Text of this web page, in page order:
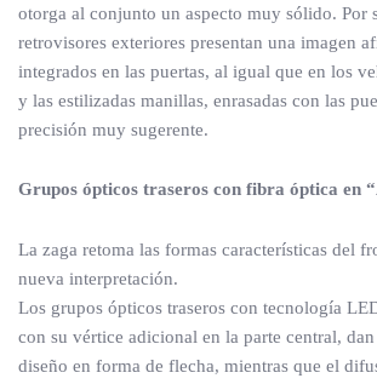
otorga al conjunto un aspecto muy sólido. Por
retrovisores exteriores presentan una imagen
integrados en las puertas, al igual que en los
y las estilizadas manillas, enrasadas con las
precisión muy sugerente.
Grupos ópticos traseros con fibra óptica en
La zaga retoma las formas características del
nueva interpretación.
Los grupos ópticos traseros con tecnología
con su vértice adicional en la parte central,
diseño en forma de flecha, mientras que el